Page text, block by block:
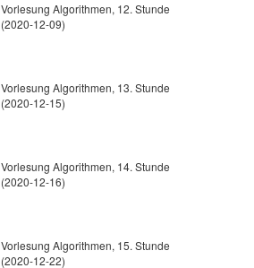
Vorlesung Algorithmen, 12. Stunde
(2020-12-09)
Vorlesung Algorithmen, 13. Stunde
(2020-12-15)
Vorlesung Algorithmen, 14. Stunde
(2020-12-16)
Vorlesung Algorithmen, 15. Stunde
(2020-12-22)